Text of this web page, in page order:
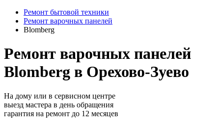
Ремонт бытовой техники
Ремонт варочных панелей
Blomberg
Ремонт варочных панелей
Blomberg в Орехово-Зуево
На дому или в сервисном центре
выезд мастера в день обращения
гарантия на ремонт до 12 месяцев